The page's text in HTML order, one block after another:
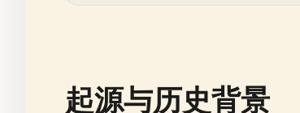
起源与历史背景